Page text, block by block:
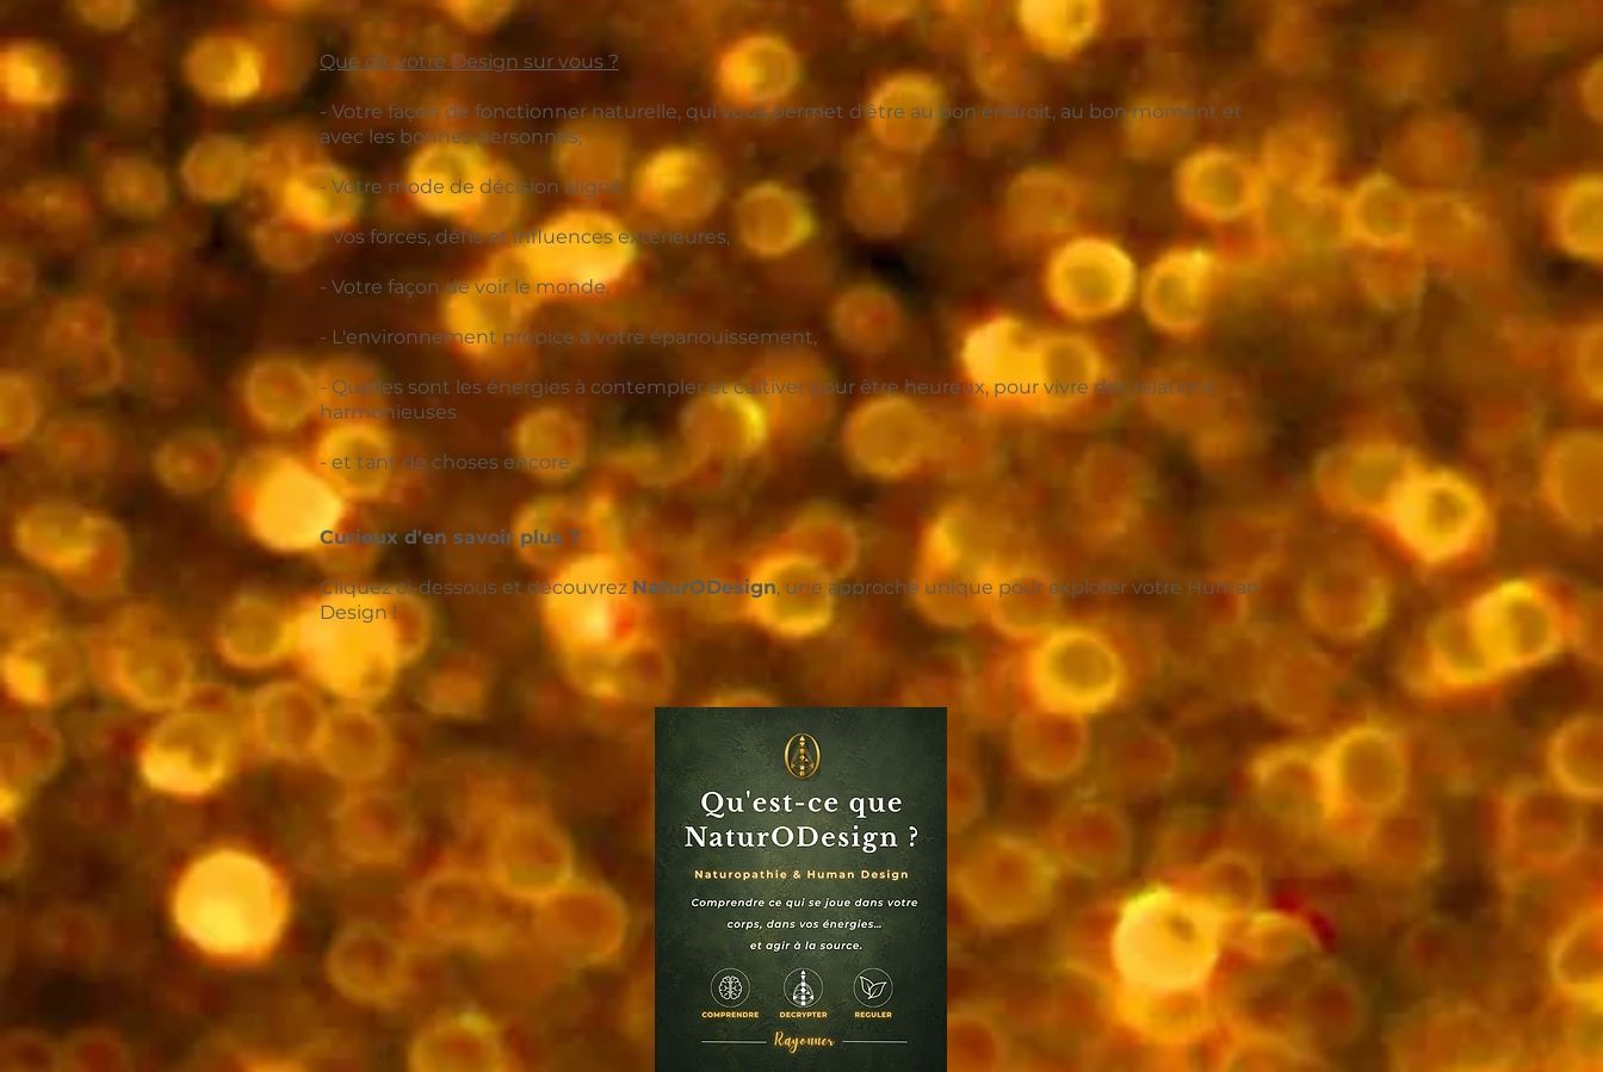
Que dit votre Design sur vous ?
- Votre façon de fonctionner naturelle, qui vous permet d'être au bon endroit, au bon moment et
avec les bonnes personnes,
- Votre mode de décision aligné,
- Vos forces, défis et influences extérieures,
- Votre façon de voir le monde,
- L'environnement propice à votre épanouissement,
- Quelles sont les énergies à contempler et cultiver pour être heureux,pour vivre des relations
harmonieuses
- et tant de choses encore ...
Curieux d'en savoir plus ?
Cliquez ci-dessous et découvrez NaturODesign, une approche unique pour explorer votre Human
Design !